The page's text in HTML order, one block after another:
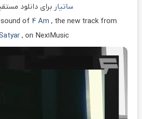
ساتیار برای دانلود
of 4 Am , the new track from
, on Nex1Music